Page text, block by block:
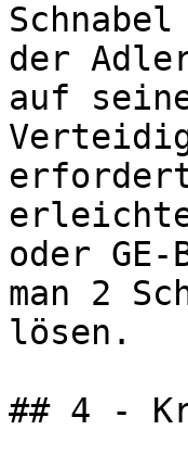
der
auf
oder
man 2
lösen.
## 4 -